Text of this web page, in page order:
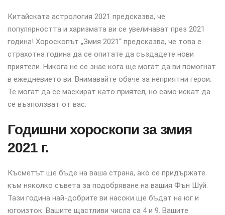
Китайската астрология 2021 предсказва, че
популярността и харизмата ви се увеличават през 2021
година! Хороскопът „Змия 2021“ предсказва, че това е
страхотна година да се опитате да създадете нови
приятели. Никога не се знае кога ще могат да ви помогнат
в ежедневието ви. Внимавайте обаче за неприятни герои.
Те могат да се маскират като приятел, но само искат да
се възползват от вас.
Годишни хороскопи за змия
2021 г.
Късметът ще бъде на ваша страна, ако се придържате
към няколко съвета за подобряване на вашия Фън Шуй.
Тази година най-добрите ви насоки ще бъдат на юг и
югоизток. Вашите щастливи числа са 4 и 9. Вашите